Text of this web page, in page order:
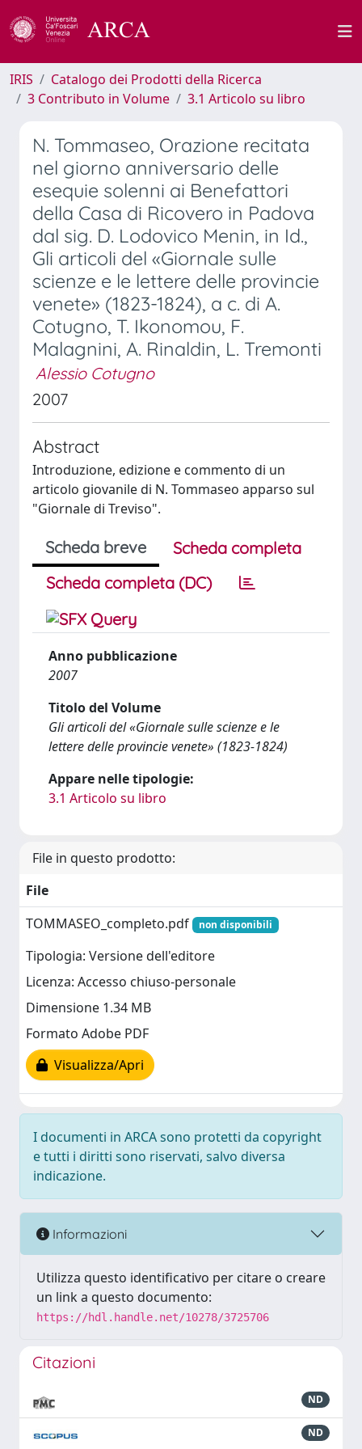
IRIS
Catalogo dei Prodotti della Ricerca
3 Contributo in Volume
3.1 Articolo su libro
N. Tommaseo, Orazione recitata
nel giorno anniversario delle
esequie solenni ai Benefattori
della Casa di Ricovero in Padova
dal sig. D. Lodovico Menin, in Id.,
Gli articoli del «Giornale sulle
scienze e le lettere delle provincie
venete» (1823-1824), a c. di A.
Cotugno, T. Ikonomou, F.
Malagnini, A. Rinaldin, L. Tremonti
Alessio Cotugno
2007
Abstract
Introduzione, edizione e commento di un
articolo giovanile di N. Tommaseo apparso sul
"Giornale di Treviso".
Scheda breve
Scheda completa
Scheda completa (DC)
Anno pubblicazione
2007
Titolo del Volume
Gli articoli del «Giornale sulle scienze e le
lettere delle provincie venete» (1823-1824)
Appare nelle tipologie:
3.1 Articolo su libro
File in questo prodotto:
File
TOMMASEO_completo.pdf
non disponibili
Tipologia: Versione dell'editore
Licenza: Accesso chiuso-personale
Dimensione 1.34 MB
Formato Adobe PDF
Visualizza/Apri
I documenti in ARCA sono protetti da copyright
e tutti i diritti sono riservati, salvo diversa
indicazione.
Informazioni
Utilizza questo identificativo per citare o creare
un link a questo documento:
https://hdl.handle.net/10278/3725706
Citazioni
ND
ND